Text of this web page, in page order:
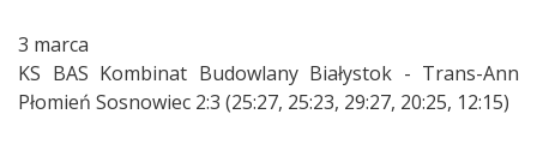
3 marca
KS BAS Kombinat Budowlany Białystok - Trans-Ann
Płomień Sosnowiec 2:3 (25:27, 25:23, 29:27, 20:25, 12:15)